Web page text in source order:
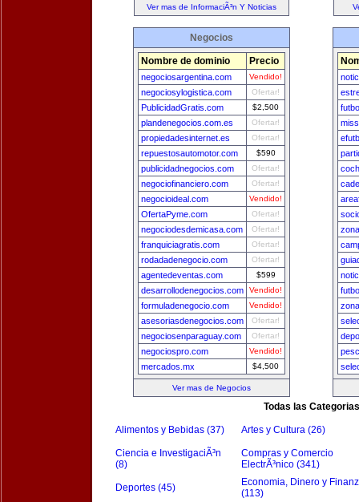
Ver mas de InformaciÃ³n Y Noticias
Negocios
Nombre de dominio Precio
negociosargentina.com Vendido!
negociosylogistica.com Ofertar!
PublicidadGratis.com $2,500
plandenegocios.com.es Ofertar!
propiedadesinternet.es Ofertar!
repuestosautomotor.com $590
publicidadnegocios.com Ofertar!
negociofinanciero.com Ofertar!
negocioideal.com Vendido!
OfertaPyme.com Ofertar!
negociodesdemicasa.com Ofertar!
franquiciagratis.com Ofertar!
rodadadenegocio.com Ofertar!
agentedeventas.com $599
desarrollodenegocios.com Vendido!
formuladenegocio.com Vendido!
asesoriasdenegocios.com Ofertar!
negociosenparaguay.com Ofertar!
negociospro.com Vendido!
mercados.mx $4,500
Ver mas de Negocios
Todas las Categorias
Alimentos y Bebidas (37) Artes y Cultura (26)
Ciencia e InvestigaciÃ³n
(8)
Compras y Comercio
ElectrÃ³nico (341)
Deportes (45)
Economia, Dinero y
(113)